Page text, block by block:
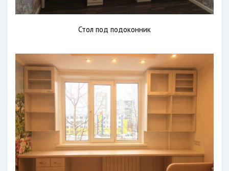
Стол под подоконник